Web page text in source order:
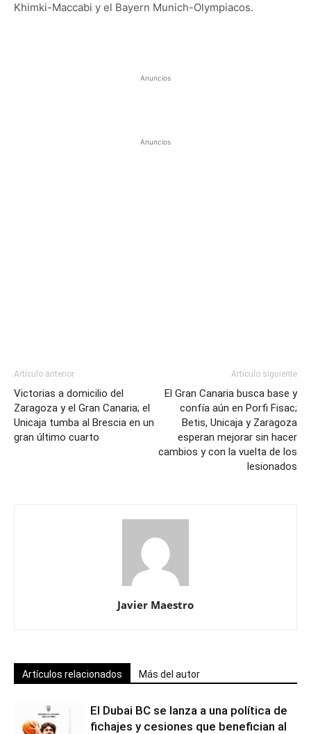
Khimki-Maccabi y el Bayern Munich-Olympiacos.
Anuncios
Anuncios
Artículo anterior
Victorias a domicilio del
Zaragoza y el Gran Canaria; el
Unicaja tumba al Brescia en un
gran último cuarto
Artículo siguiente
El Gran Canaria busca base y
confía aún en Porfi Fisac;
Betis, Unicaja y Zaragoza
esperan mejorar sin hacer
cambios y con la vuelta de los
lesionados
Javier Maestro
Artículos relacionados Más del autor
El Dubai BC se lanza a una política de
fichajes y cesiones que benefician al